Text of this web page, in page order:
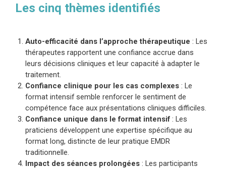
Les cinq thèmes identifiés
Auto-efficacité dans l’approche thérapeutique : Les
thérapeutes rapportent une confiance accrue dans
leurs décisions cliniques et leur capacité à adapter le
traitement.
Confiance clinique pour les cas complexes : Le
format intensif semble renforcer le sentiment de
compétence face aux présentations cliniques difficiles.
Confiance unique dans le format intensif : Les
praticiens développent une expertise spécifique au
format long, distincte de leur pratique EMDR
traditionnelle.
Impact des séances prolongées : Les participants